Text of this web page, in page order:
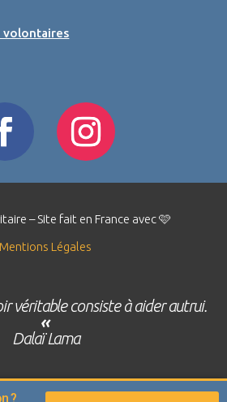
?
volontaires
– Site fait en France avec 🩷
Mentions Légales
véritable consiste à aider autrui.
«
Dalaï Lama